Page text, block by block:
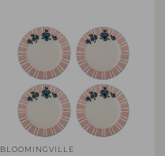
BLOOMINGVILLE